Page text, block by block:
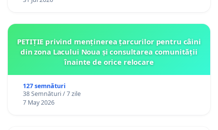
PETIȚIE privind menținerea țarcurilor pentru câini
din zona Lacului Noua și consultarea comunității
înainte de orice relocare
127 semnături
38 Semnături / 7 zile
7 May 2026